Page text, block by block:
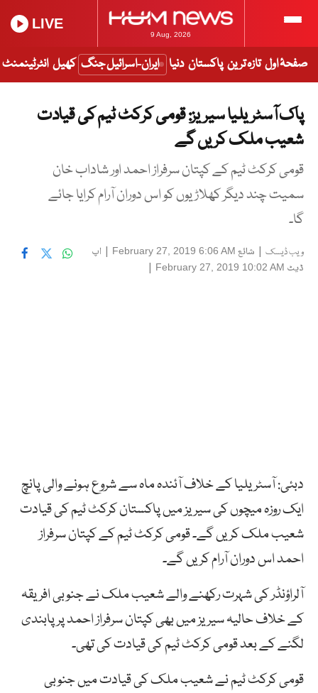
9 Aug, 2026
LIVE
صفحۂ اول تازہ ترین پاکستان دنیا ایران-اسرائیل جنگ کھیل انٹرٹینمنٹ
پاک آسٹریلیا سیریز: قومی کرکٹ ٹیم کی قیادت
شعیب ملک کریں گے
قومی کرکٹ ٹیم کے کپتان سرفراز احمد اور شاداب خان
سمیت چند دیگر کھلاڑیوں کو اس دوران آرام کرایا جائے
گا۔
ویب ڈیسک | شائع February 27, 2019 6:06 AM
| اپ
ڈیٹ February 27, 2019 10:02 AM
|
دبئی: آسٹریلیا کے خلاف آئندہ ماہ سے شروع ہونے والی پانچ
ایک روزہ میچوں کی سیریز میں پاکستان کرکٹ ٹیم کی قیادت
شعیب ملک کریں گے۔ قومی کرکٹ ٹیم کے کپتان سرفراز
احمد اس دوران آرام کریں گے۔
آلراؤنڈر کی شہرت رکھنے والے شعیب ملک نے جنوبی افریقہ
کے خلاف حالیہ سیریز میں بھی کپتان سرفراز احمد پر پابندی
لگنے کے بعد قومی کرکٹ ٹیم کی قیادت کی تھی۔
قومی کرکٹ ٹیم نے شعیب ملک کی قیادت میں جنوبی